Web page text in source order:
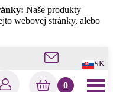
Naše produkty
webovej stránky, alebo
SK
0